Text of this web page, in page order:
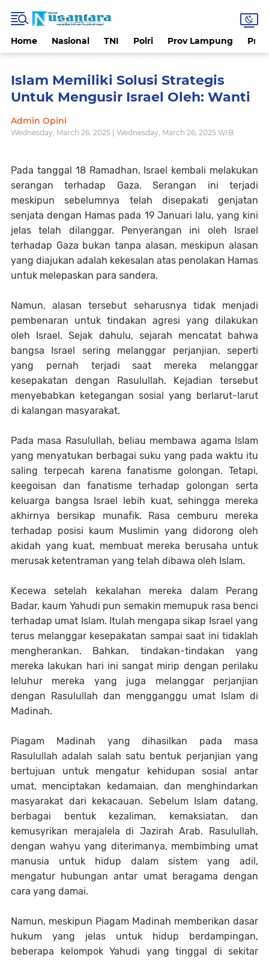
Home Nasional TNI Polri Prov Lampung
Islam Memiliki Solusi Strategis
Untuk Mengusir Israel Oleh: Wanti
Admin Opini
Wednesday, March 26, 2025 | Wednesday, March 26, 2025 WIB
Pada tanggal 18 Ramadhan, Israel kembali melakukan
serangan terhadap Gaza. Serangan ini terjadi
meskipun sebelumnya telah disepakati genjatan
senjata dengan Hamas pada 19 Januari lalu, yang kini
jelas telah dilanggar. Penyerangan ini oleh Israel
terhadap Gaza bukan tanpa alasan, meskipun alasan
yang diajukan adalah kekesalan atas penolakan Hamas
untuk melepaskan para sandera.
Namun, alasan tersebut seharusnya tidak menjadi
pembenaran untuk tindakan agresi yang dilakukan
oleh Israel. Sejak dahulu, sejarah mencatat bahwa
bangsa Israel sering melanggar perjanjian, seperti
yang pernah terjadi saat mereka melanggar
kesepakatan dengan Rasulullah. Kejadian tersebut
menyebabkan ketegangan sosial yang berlarut-larut
di kalangan masyarakat.
Pada masa Rasulullah, beliau membawa agama Islam
yang menyatukan berbagai suku yang pada waktu itu
saling terpecah karena fanatisme golongan. Tetapi,
keegoisan dan fanatisme terhadap golongan serta
keluarga bangsa Israel lebih kuat, sehingga mereka
akhirnya bersikap munafik. Rasa cemburu mereka
terhadap posisi kaum Muslimin yang didorong oleh
akidah yang kuat, membuat mereka berusaha untuk
merusak ketentraman yang telah dibawa oleh Islam.
Kecewa setelah kekalahan mereka dalam Perang
Badar, kaum Yahudi pun semakin memupuk rasa benci
terhadap umat Islam. Itulah mengapa sikap Israel yang
terus melanggar kesepakatan sampai saat ini tidaklah
mengherankan. Bahkan, tindakan-tindakan yang
mereka lakukan hari ini sangat mirip dengan perilaku
leluhur mereka yang juga melanggar perjanjian
dengan Rasulullah dan mengganggu umat Islam di
Madinah.
Piagam Madinah yang dihasilkan pada masa
Rasulullah adalah salah satu bentuk perjanjian yang
bertujuan untuk mengatur kehidupan sosial antar
umat, menciptakan kedamaian, dan menghindarkan
masyarakat dari kekacauan. Sebelum Islam datang,
berbagai bentuk kezaliman, kemaksiatan, dan
kemusyrikan merajalela di Jazirah Arab. Rasulullah,
dengan wahyu yang diterimanya, membimbing umat
manusia untuk hidup dalam sistem yang adil,
mengatur hubungan antar umat beragama dengan
cara yang damai.
Namun, meskipun Piagam Madinah memberikan dasar
hukum yang jelas untuk hidup berdampingan,
beberapa kelompok Yahudi yang tinggal di sekitar